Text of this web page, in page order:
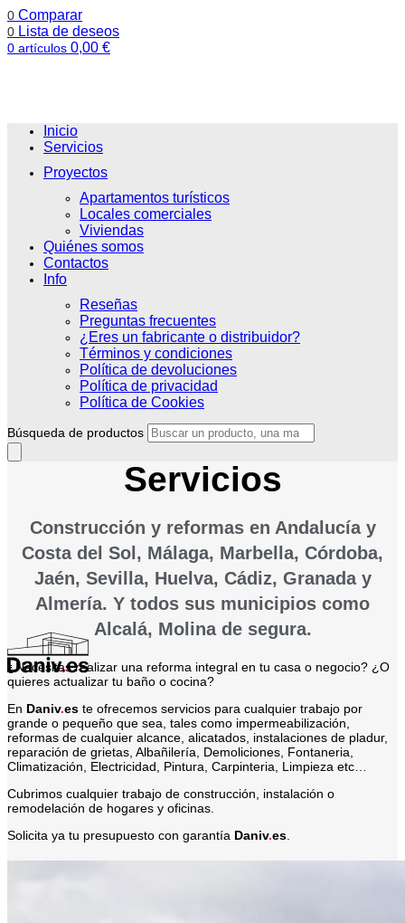
0 Comparar
0 Lista de deseos
0 artículos 0,00 €
Inicio
Servicios
Proyectos
Apartamentos turísticos
Locales comerciales
Viviendas
Quiénes somos
Contactos
Info
Reseñas
Preguntas frecuentes
¿Eres un fabricante o distribuidor?
Términos y condiciones
Política de devoluciones
Política de privacidad
Política de Cookies
Búsqueda de productos
Servicios
Construcción y reformas en Andalucía y
Costa del Sol, Málaga, Marbella, Córdoba,
Jaén, Sevilla, Huelva, Cádiz, Granada y
Almería. Y todos sus municipios como
Alcalá, Molina de segura.
¿Necesitas realizar una reforma integral en tu casa o negocio? ¿O
quieres actualizar tu baño o cocina?
En Daniv.es te ofrecemos servicios para cualquier trabajo por
grande o pequeño que sea, tales como impermeabilización,
reformas de cualquier alcance, alicatados, instalaciones de pladur,
reparación de grietas, Albañilería, Demoliciones, Fontaneria,
Climatización, Electricidad, Pintura, Carpinteria, Limpieza etc…
Cubrimos cualquier trabajo de construcción, instalación o
remodelación de hogares y oficinas.
Solicita ya tu presupuesto con garantía Daniv.es